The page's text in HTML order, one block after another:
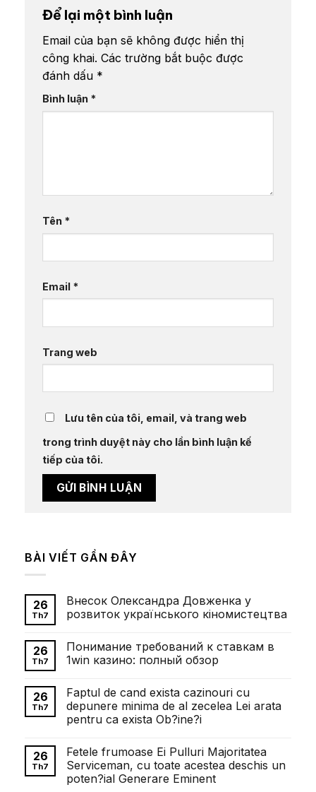
Để lại một bình luận
Email của bạn sẽ không được hiển thị
công khai. Các trường bắt buộc được
đánh dấu *
Bình luận *
Tên *
Email *
Trang web
Lưu tên của tôi, email, và trang web
trong trình duyệt này cho lần bình luận kế
tiếp của tôi.
BÀI VIẾT GẦN ĐÂY
26
Th7
Внесок Олександра Довженка у
розвиток українського кіномистецтва
bình
luận
ở
Довженка
у
розвиток
українського
26
Th7
Понимание требований к ставкам в
1win казино: полный обзор
bình
luận
ở
Понимание
ставкам
в
1win
казино:
полный
26
Th7
Faptul de cand exista cazinouri cu
depunere minima de al zecelea Lei arata
pentru ca exista Ob?ine?i
bình
luận
ở
Faptul
26
Th7
Fetele frumoase Ei Pulluri Majoritatea
Serviceman, cu toate acestea deschis un
poten?ial Generare Eminent